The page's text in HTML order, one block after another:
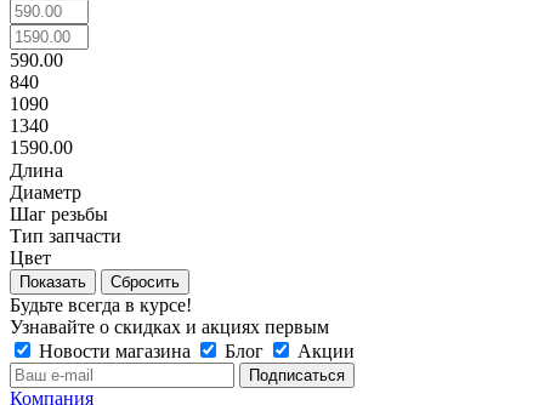
590.00
840
1090
1340
1590.00
Длина
Диаметр
Шаг резьбы
Тип запчасти
Цвет
Сбросить
Будьте всегда в курсе!
Узнавайте о скидках и акциях первым
Новости магазина
Блог Акции
Компания